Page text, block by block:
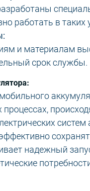
работать в таких
и материалам
срок службы.
процессах,
надежный